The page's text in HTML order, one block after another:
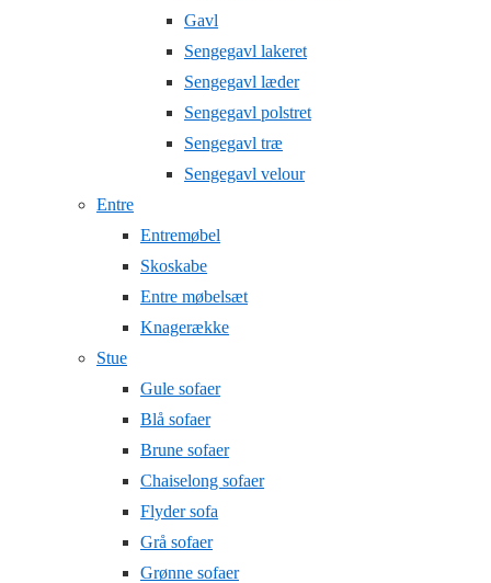
Gavl
Sengegavl lakeret
Sengegavl læder
Sengegavl polstret
Sengegavl træ
Sengegavl velour
Entre
Entremøbel
Skoskabe
Entre møbelsæt
Knagerække
Stue
Gule sofaer
Blå sofaer
Brune sofaer
Chaiselong sofaer
Flyder sofa
Grå sofaer
Grønne sofaer